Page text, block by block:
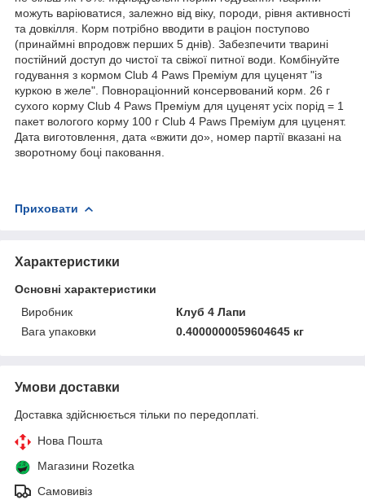
можуть варіюватися, залежно від віку, породи, рівня активності
та довкілля. Корм потрібно вводити в раціон поступово
(принаймні впродовж перших 5 днів). Забезпечити тварині
постійний доступ до чистої та свіжої питної води. Комбінуйте
годування з кормом Club 4 Paws Преміум для цуценят "із
куркою в желе". Повнораціонний консервований корм. 26 г
сухого корму Club 4 Paws Преміум для цуценят усіх порід = 1
пакет вологого корму 100 г Club 4 Paws Преміум для цуценят.
Дата виготовлення, дата «вжити до», номер партії вказані на
зворотному боці паковання.
Приховати
Характеристики
Основні характеристики
Виробник
Клуб 4 Лапи
Вага упаковки
0.4000000059604645 кг
Умови доставки
Доставка здійснюється тільки по передоплаті.
Нова Пошта
Магазини Rozetka
Самовивіз